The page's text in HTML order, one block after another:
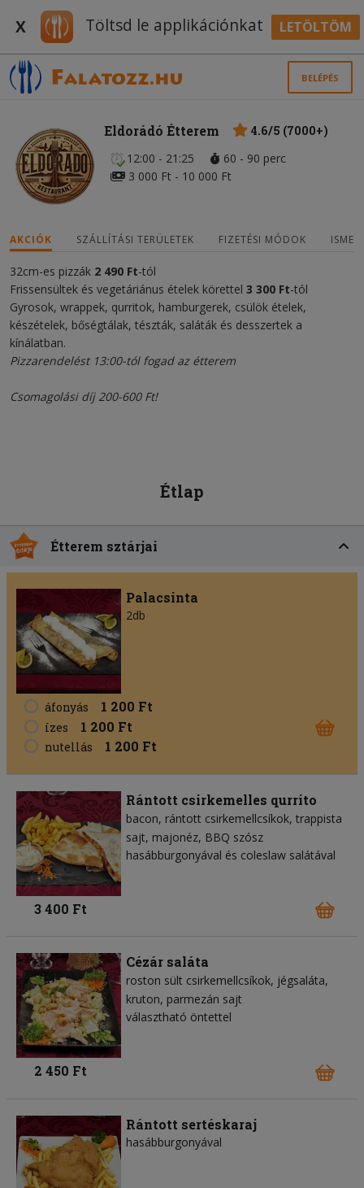
X Töltsd le applikációnkat LETÖLTÖM
BELÉPÉS
Eldorádó Étterem
4.6/5 (7000+)
12:00 - 21:25
60 - 90 perc
3 000 Ft - 10 000 Ft
AKCIÓK SZÁLLÍTÁSI TERÜLETEK FIZETÉSI MÓDOK
32cm-es pizzák 2 490 Ft-tól
Frissensültek és vegetáriánus ételek körettel 3 300 Ft-tól
Gyrosok, wrappek, qurritok, hamburgerek, csülök ételek,
készételek, bőségtálak, tészták, saláták és desszertek a
kínálatban.
Pizzarendelést 13:00-tól fogad az étterem
Csomagolási díj 200-600 Ft!
Étlap
Étterem sztárjai
Palacsinta
2db
áfonyás 1 200 Ft
ízes 1 200 Ft
nutellás 1 200 Ft
Rántott csirkemelles qurrito
bacon rántott csirkemellcsíkok trappista
sajt majonéz BBQ szósz
hasábburgonyával és coleslaw salátával
3 400 Ft
Cézár saláta
roston sült csirkemellcsíkok jégsaláta
kruton parmezán sajt
választható öntettel
2 450 Ft
Rántott sertéskaraj
hasábburgonyával